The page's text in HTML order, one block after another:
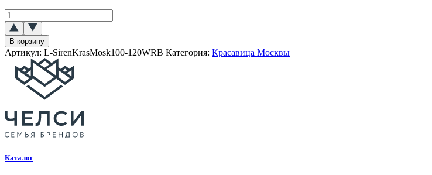
Количество
товара
Сирень
обыкновенная
`Красавица
Москвы`
В корзину
Артикул: L-SirenKrasMosk100-120WRB Категория: Красавица Москвы
Каталог